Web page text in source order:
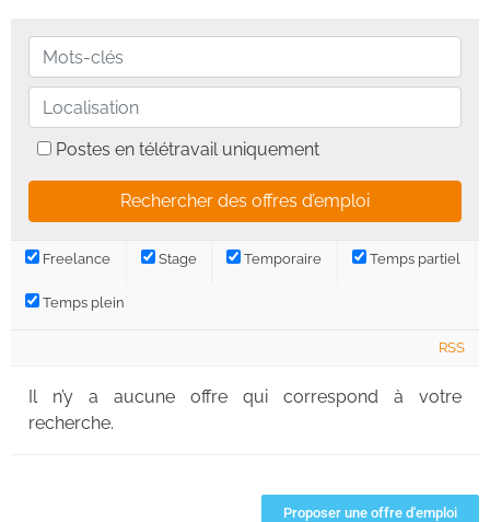
Postes en télétravail uniquement
Freelance Stage Temporaire Temps partiel
Temps plein
RSS
Il n’y a aucune offre qui correspond à votre
recherche.
Proposer une offre d'emploi